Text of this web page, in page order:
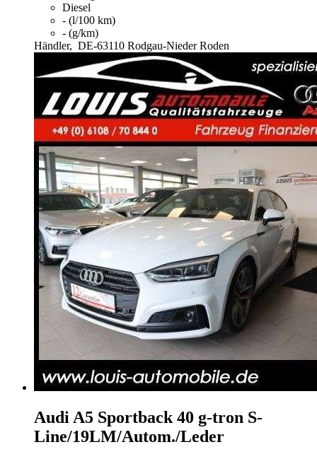
Diesel
- (l/100 km)
- (g/km)
Händler, DE-63110 Rodgau-Nieder Roden
Audi A5 Sportback 40 g-tron S-
Line/19LM/Autom./Leder